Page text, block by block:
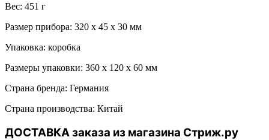
Вес: 451 г
Размер прибора: 320 х 45 х 30 мм
Упаковка: коробка
Размеры упаковки: 360 х 120 х 60 мм
Страна бренда: Германия
Страна производства: Китай
ДОСТАВКА заказа из магазина Стриж.ру